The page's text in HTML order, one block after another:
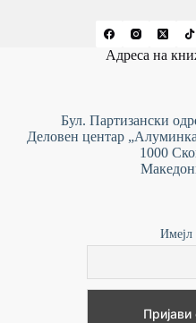
Адреса на
Бул. Партизански
Деловен центар
1000
Имејл